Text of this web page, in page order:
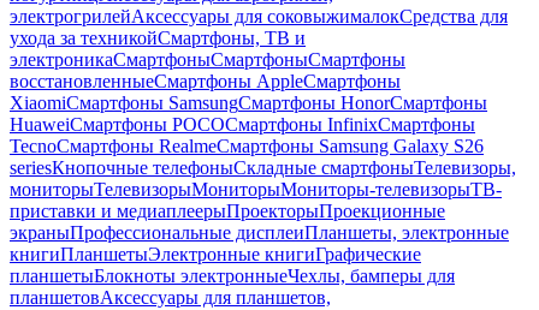
электрогрилейАксессуары для соковыжималокСредства для
ухода за техникойСмартфоны, ТВ и
электроникаСмартфоныСмартфоныСмартфоны
восстановленныеСмартфоны AppleСмартфоны
XiaomiСмартфоны SamsungСмартфоны HonorСмартфоны
HuaweiСмартфоны POCOСмартфоны InfinixСмартфоны
TecnoСмартфоны RealmeСмартфоны Samsung Galaxy S26
seriesКнопочные телефоныСкладные смартфоныТелевизоры,
мониторыТелевизорыМониторыМониторы-телевизорыТВ-
приставки и медиаплеерыПроекторыПроекционные
экраныПрофессиональные дисплеиПланшеты, электронные
книгиПланшетыЭлектронные книгиГрафические
планшетыБлокноты электронныеЧехлы, бамперы для
планшетовАксессуары для планшетов,